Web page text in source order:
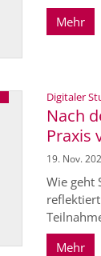
Mehr
Digitaler
Nach
Praxis
19. Nov.
Wie geht
Mehr